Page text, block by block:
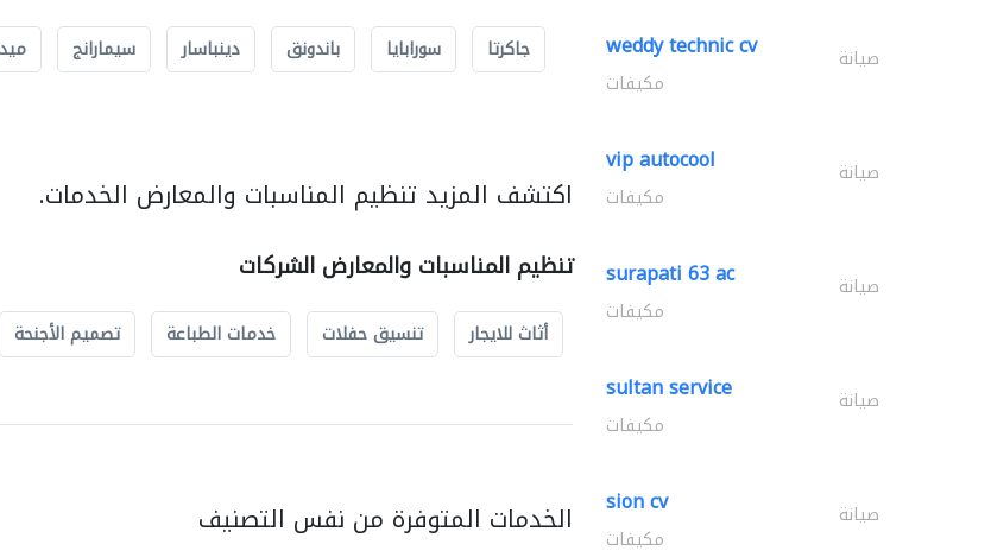
جاكرتا سورابايا باندونق دينباسار سيمارانج
اكتشف المزيد تنظيم المناسبات والمعارض الخدمات.
تنظيم المناسبات والمعارض الشركات
أثاث للايجار تنسيق حفلات خدمات الطباعة تصميم الأجنحة
الخدمات المتوفرة من نفس التصنيف
weddy technic cv صيانة
مكيفات
vip autocool صيانة
مكيفات
surapati 63 ac صيانة
مكيفات
sultan service صيانة
مكيفات
sion cv صيانة
مكيفات